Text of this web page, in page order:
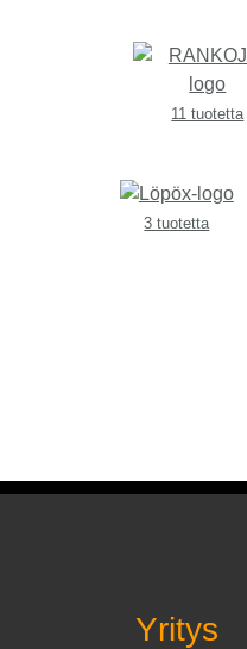
11 tuotetta
3 tuotetta
Yritys